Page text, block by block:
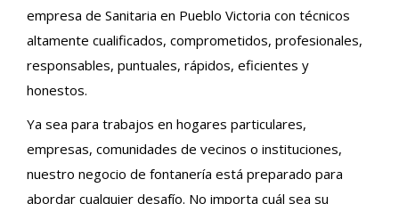
empresa de Sanitaria en Pueblo Victoria con técnicos
altamente cualificados, comprometidos, profesionales,
responsables, puntuales, rápidos, eficientes y
honestos.
Ya sea para trabajos en hogares particulares,
empresas, comunidades de vecinos o instituciones,
nuestro negocio de fontanería está preparado para
abordar cualquier desafío. No importa cuál sea su